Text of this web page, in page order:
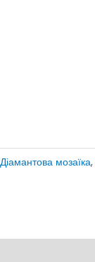
Діамантова мозаїка,